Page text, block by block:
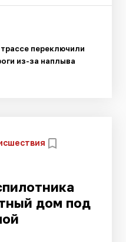
переключили
из-за наплыва
дом под